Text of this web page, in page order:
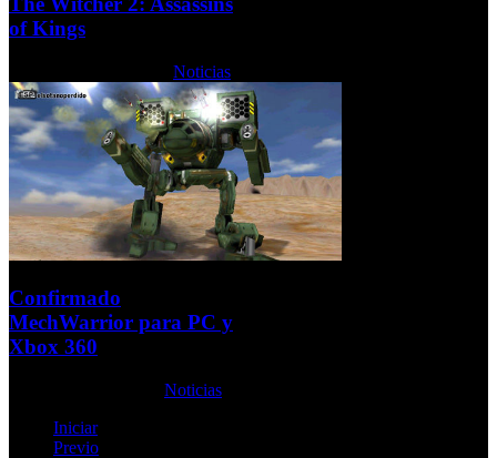
of Kings
Noticias
Confirmado
MechWarrior para PC y
Xbox 360
Noticias
Iniciar
Previo